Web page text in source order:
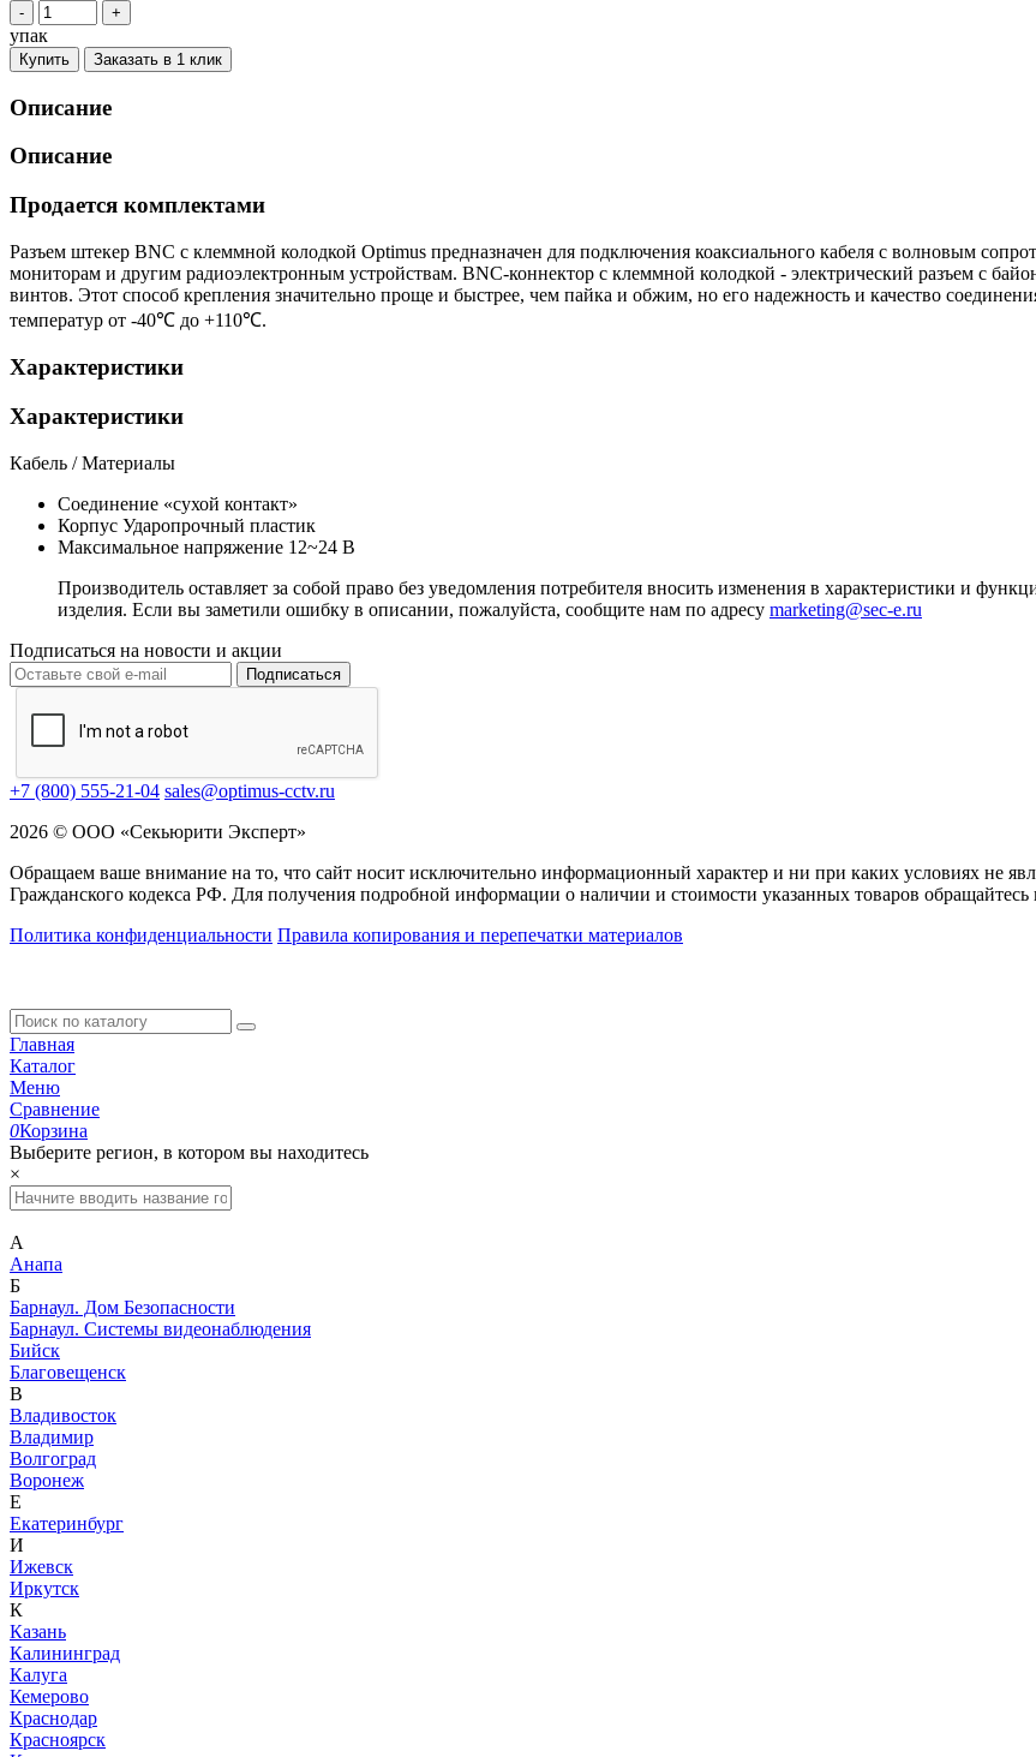
- +
упак
Купить Заказать в 1 клик
Описание
Описание
Продается комплектами
Разъем штекер BNC с клеммной колодкой Optimus предназначен для подключения коаксиального кабеля c волновым
мониторам и другим радиоэлектронным устройствам. BNC-коннектор с клеммной колодкой - электрический разъем с
винтов. Этот способ крепления значительно проще и быстрее, чем пайка и обжим, но его надежность и качество
температур от -40℃ до +110℃.
Характеристики
Характеристики
Кабель / Материалы
Соединение «сухой контакт»
Корпус Ударопрочный пластик
Максимальное напряжение 12~24 В
Производитель оставляет за собой право без уведомления потребителя вносить изменения в характеристики и
изделия. Если вы заметили ошибку в описании, пожалуйста, сообщите нам по адресу marketing@sec-e.ru
Подписаться на новости и акции
Подписаться
+7 (800) 555-21-04 sales@optimus-cctv.ru
2026 © ООО «Секьюрити Эксперт»
Обращаем ваше внимание на то, что сайт носит исключительно информационный характер и ни при каких условиях не
Гражданского кодекса РФ. Для получения подробной информации о наличии и стоимости указанных товаров
Политика конфиденциальности Правила копирования и перепечатки материалов
Главная
Каталог
Меню
Сравнение
0Корзина
Выберите регион, в котором вы находитесь
×
А
Анапа
Б
Барнаул. Дом Безопасности
Барнаул. Системы видеонаблюдения
Бийск
Благовещенск
В
Владивосток
Владимир
Волгоград
Воронеж
Е
Екатеринбург
И
Ижевск
Иркутск
К
Казань
Калининград
Калуга
Кемерово
Краснодар
Красноярск